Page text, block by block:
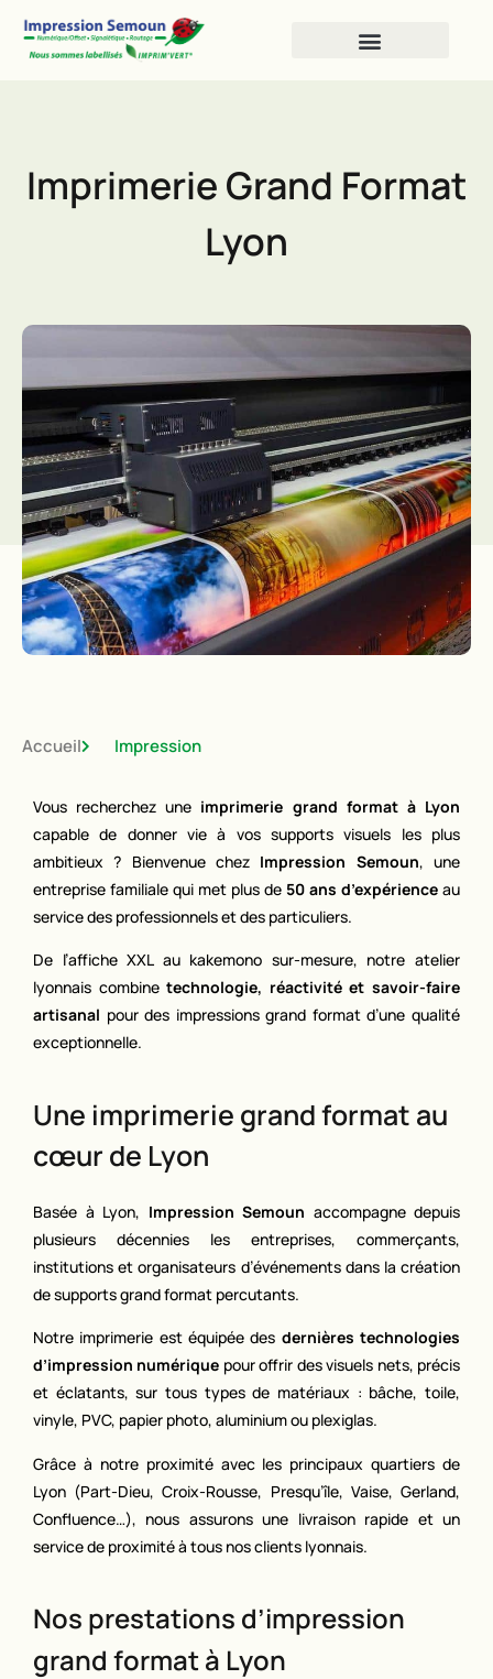
Imprimerie Grand Format
Lyon
Accueil Impression
Vous recherchez une imprimerie grand format à Lyon
capable de donner vie à vos supports visuels les plus
ambitieux ? Bienvenue chez Impression Semoun, une
entreprise familiale qui met plus de 50 ans d’expérience au
service des professionnels et des particuliers.
De l’affiche XXL au kakemono sur-mesure, notre atelier
lyonnais combinetechnologie, réactivité et savoir-faire
artisanal pour des impressions grand format d’une qualité
exceptionnelle.
Une imprimerie grand format au
cœur de Lyon
Basée à Lyon, Impression Semoun accompagne depuis
plusieurs décennies les entreprises, commerçants,
institutions et organisateurs d’événements dans la création
de supports grand format percutants.
Notre imprimerie est équipée des dernières technologies
d’impression numérique pour offrir des visuels nets, précis
et éclatants, sur tous types de matériaux : bâche, toile,
vinyle, PVC, papier photo, aluminium ou plexiglas.
Grâce à notre proximité avec les principaux quartiers de
Lyon (Part-Dieu, Croix-Rousse, Presqu’île, Vaise, Gerland,
Confluence…), nous assurons une livraison rapide et un
service de proximité à tous nos clients lyonnais.
Nos prestations d’impression
grand format à Lyon